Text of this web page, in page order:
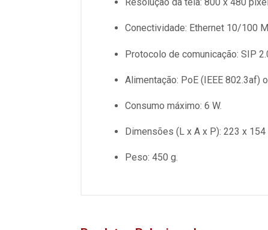
Conectividade: Ethernet 10/100
Protocolo de comunicação: SIP
Alimentação: PoE (IEEE 802.3af)
Consumo máximo: 6 W.
Dimensões (L x A x P): 223 x 154
Peso: 450 g.